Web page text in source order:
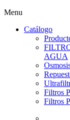
Menu
Catálogo
AGUA
Filtros
Filtros